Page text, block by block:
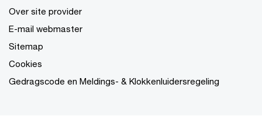
Over site provider
E-mail webmaster
Sitemap
Cookies
Gedragscode en Meldings- & Klokkenluidersregeling